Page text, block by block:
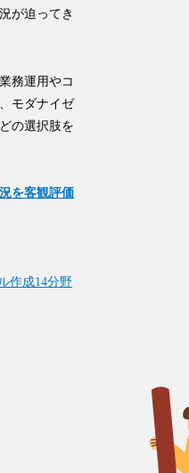
が迫ってき
務運用やコ
モダナイゼ
の選択肢を
を客観評価
作成14分野